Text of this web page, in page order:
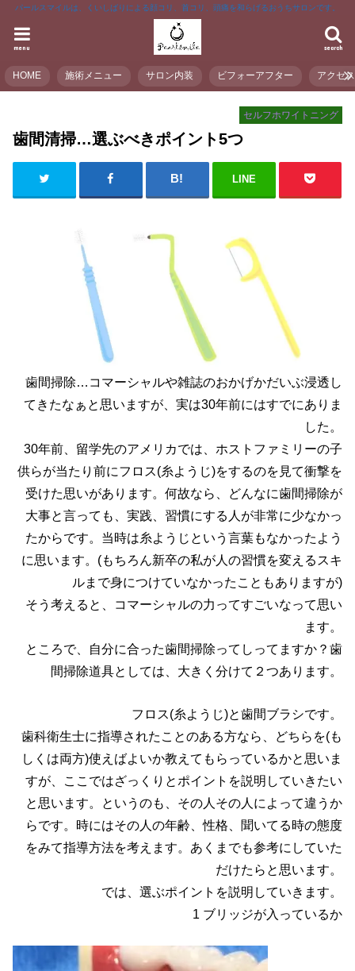
パールスマイルは、くいしばりによる顔コリ、首コリ、頭痛を和らげるおうちサロンです。
search
menu
HOME 施術メニュー サロン内装 ビフォーアフター アクセス
セルフホワイトニング
歯間清掃…選ぶべきポイント5つ
LINE
歯間掃除…コマーシャルや雑誌のおかげかだいぶ浸透し
てきたなぁと思いますが、実は30年前にはすでにありま
した。
30年前、留学先のアメリカでは、ホストファミリーの子
供らが当たり前にフロス(糸ようじ)をするのを見て衝撃を
受けた思いがあります。何故なら、どんなに歯間掃除が
大事と言っても、実践、習慣にする人が非常に少なかっ
たからです。当時は糸ようじという言葉もなかったよう
に思います。(もちろん新卒の私が人の習慣を変えるスキ
ルまで身につけていなかったこともありますが)
そう考えると、コマーシャルの力ってすごいなって思い
ます。
ところで、自分に合った歯間掃除ってしってますか？歯
間掃除道具としては、大きく分けて２つあります。
フロス(糸ようじ)と歯間ブラシです。
歯科衛生士に指導されたことのある方なら、どちらを(も
しくは両方)使えばよいか教えてもらっているかと思いま
すが、ここではざっくりとポイントを説明していきたい
と思います。というのも、その人その人によって違うか
らです。時にはその人の年齢、性格、聞いてる時の態度
をみて指導方法を考えます。あくまでも参考にしていた
だけたらと思います。
では、選ぶポイントを説明していきます。
1 ブリッジが入っているか